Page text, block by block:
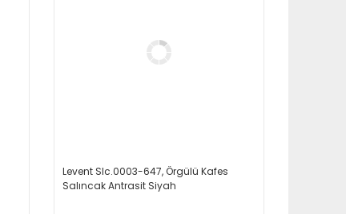
Levent Slc.0003-647, Örgülü Kafes
Salıncak Antrasit Siyah